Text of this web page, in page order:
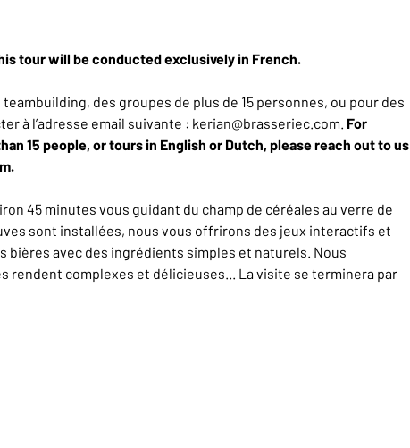
tour will be conducted exclusively in French.
des groupes de plus de 15 personnes, ou pour des
à l’adresse email suivante : kerian@brasseriec.com. For
15 people, or tours in English or Dutch, please reach out to us
45 minutes vous guidant du champ de céréales au verre de
sont installées, nous vous offrirons des jeux interactifs et
bières avec des ingrédients simples et naturels. Nous
rendent complexes et délicieuses... La visite se terminera par